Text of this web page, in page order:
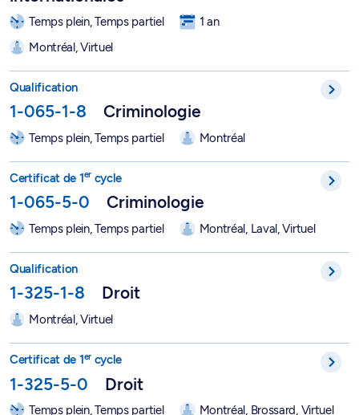
Temps plein, Temps partiel
1 an
Montréal, Virtuel
Qualification
1-065-1-8 Criminologie
Temps plein, Temps partiel Montréal
Certificat de 1ercycle
1-065-5-0 Criminologie
Temps plein, Temps partiel Montréal, Laval, Virtuel
Qualification
1-325-1-8 Droit
Montréal, Virtuel
Certificat de 1ercycle
1-325-5-0 Droit
Temps plein, Temps partiel Montréal, Brossard, Virtuel